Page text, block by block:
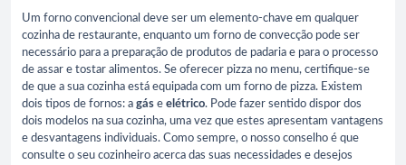
Um forno convencional deve ser um elemento-chave em qualquer
cozinha de restaurante, enquanto um forno de convecção pode ser
necessário para a preparação de produtos de padaria e para o processo
de assar e tostar alimentos. Se oferecer pizza no menu, certifique-se
de que a sua cozinha está equipada com um forno de pizza. Existem
dois tipos de fornos: a gás e elétrico. Pode fazer sentido dispor dos
dois modelos na sua cozinha, uma vez que estes apresentam vantagens
e desvantagens individuais. Como sempre, o nosso conselho é que
consulte o seu cozinheiro acerca das suas necessidades e desejos